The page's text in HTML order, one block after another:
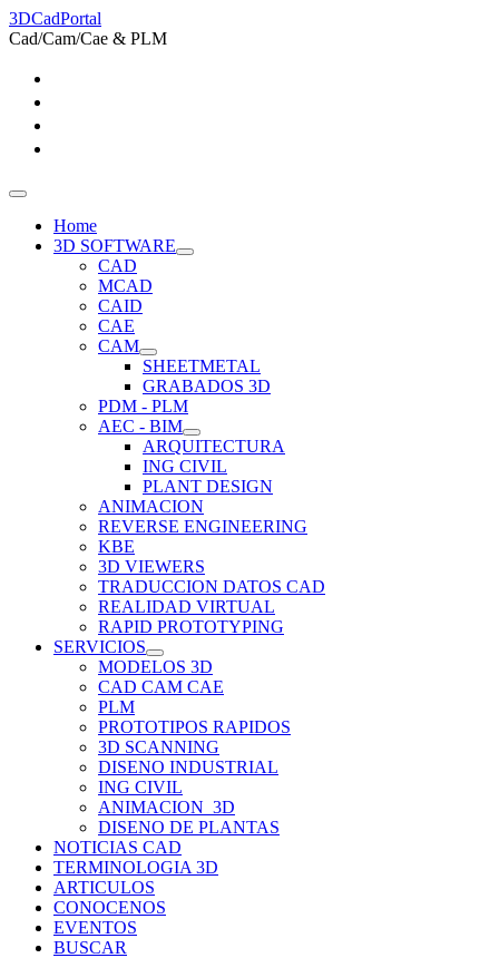
3DCadPortal
Cad/Cam/Cae & PLM
Home
3D SOFTWARE
CAD
MCAD
CAID
CAE
CAM
SHEETMETAL
GRABADOS 3D
PDM - PLM
AEC - BIM
ARQUITECTURA
ING CIVIL
PLANT DESIGN
ANIMACION
REVERSE ENGINEERING
KBE
3D VIEWERS
TRADUCCION DATOS CAD
REALIDAD VIRTUAL
RAPID PROTOTYPING
SERVICIOS
MODELOS 3D
CAD CAM CAE
PLM
PROTOTIPOS RAPIDOS
3D SCANNING
DISENO INDUSTRIAL
ING CIVIL
ANIMACION_3D
DISENO DE PLANTAS
NOTICIAS CAD
TERMINOLOGIA 3D
ARTICULOS
CONOCENOS
EVENTOS
BUSCAR